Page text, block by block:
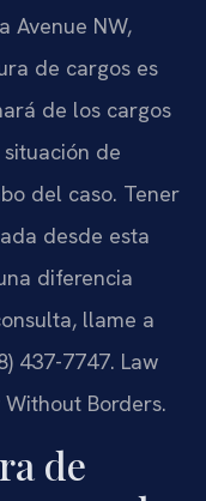
Avenue NW,
de cargos es
de los cargos
de
del caso. Tener
desde esta
diferencia
llame a
437-7747. Law
Without Borders.
de